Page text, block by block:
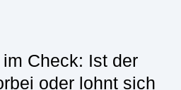
Check: Ist der
oder lohnt sich